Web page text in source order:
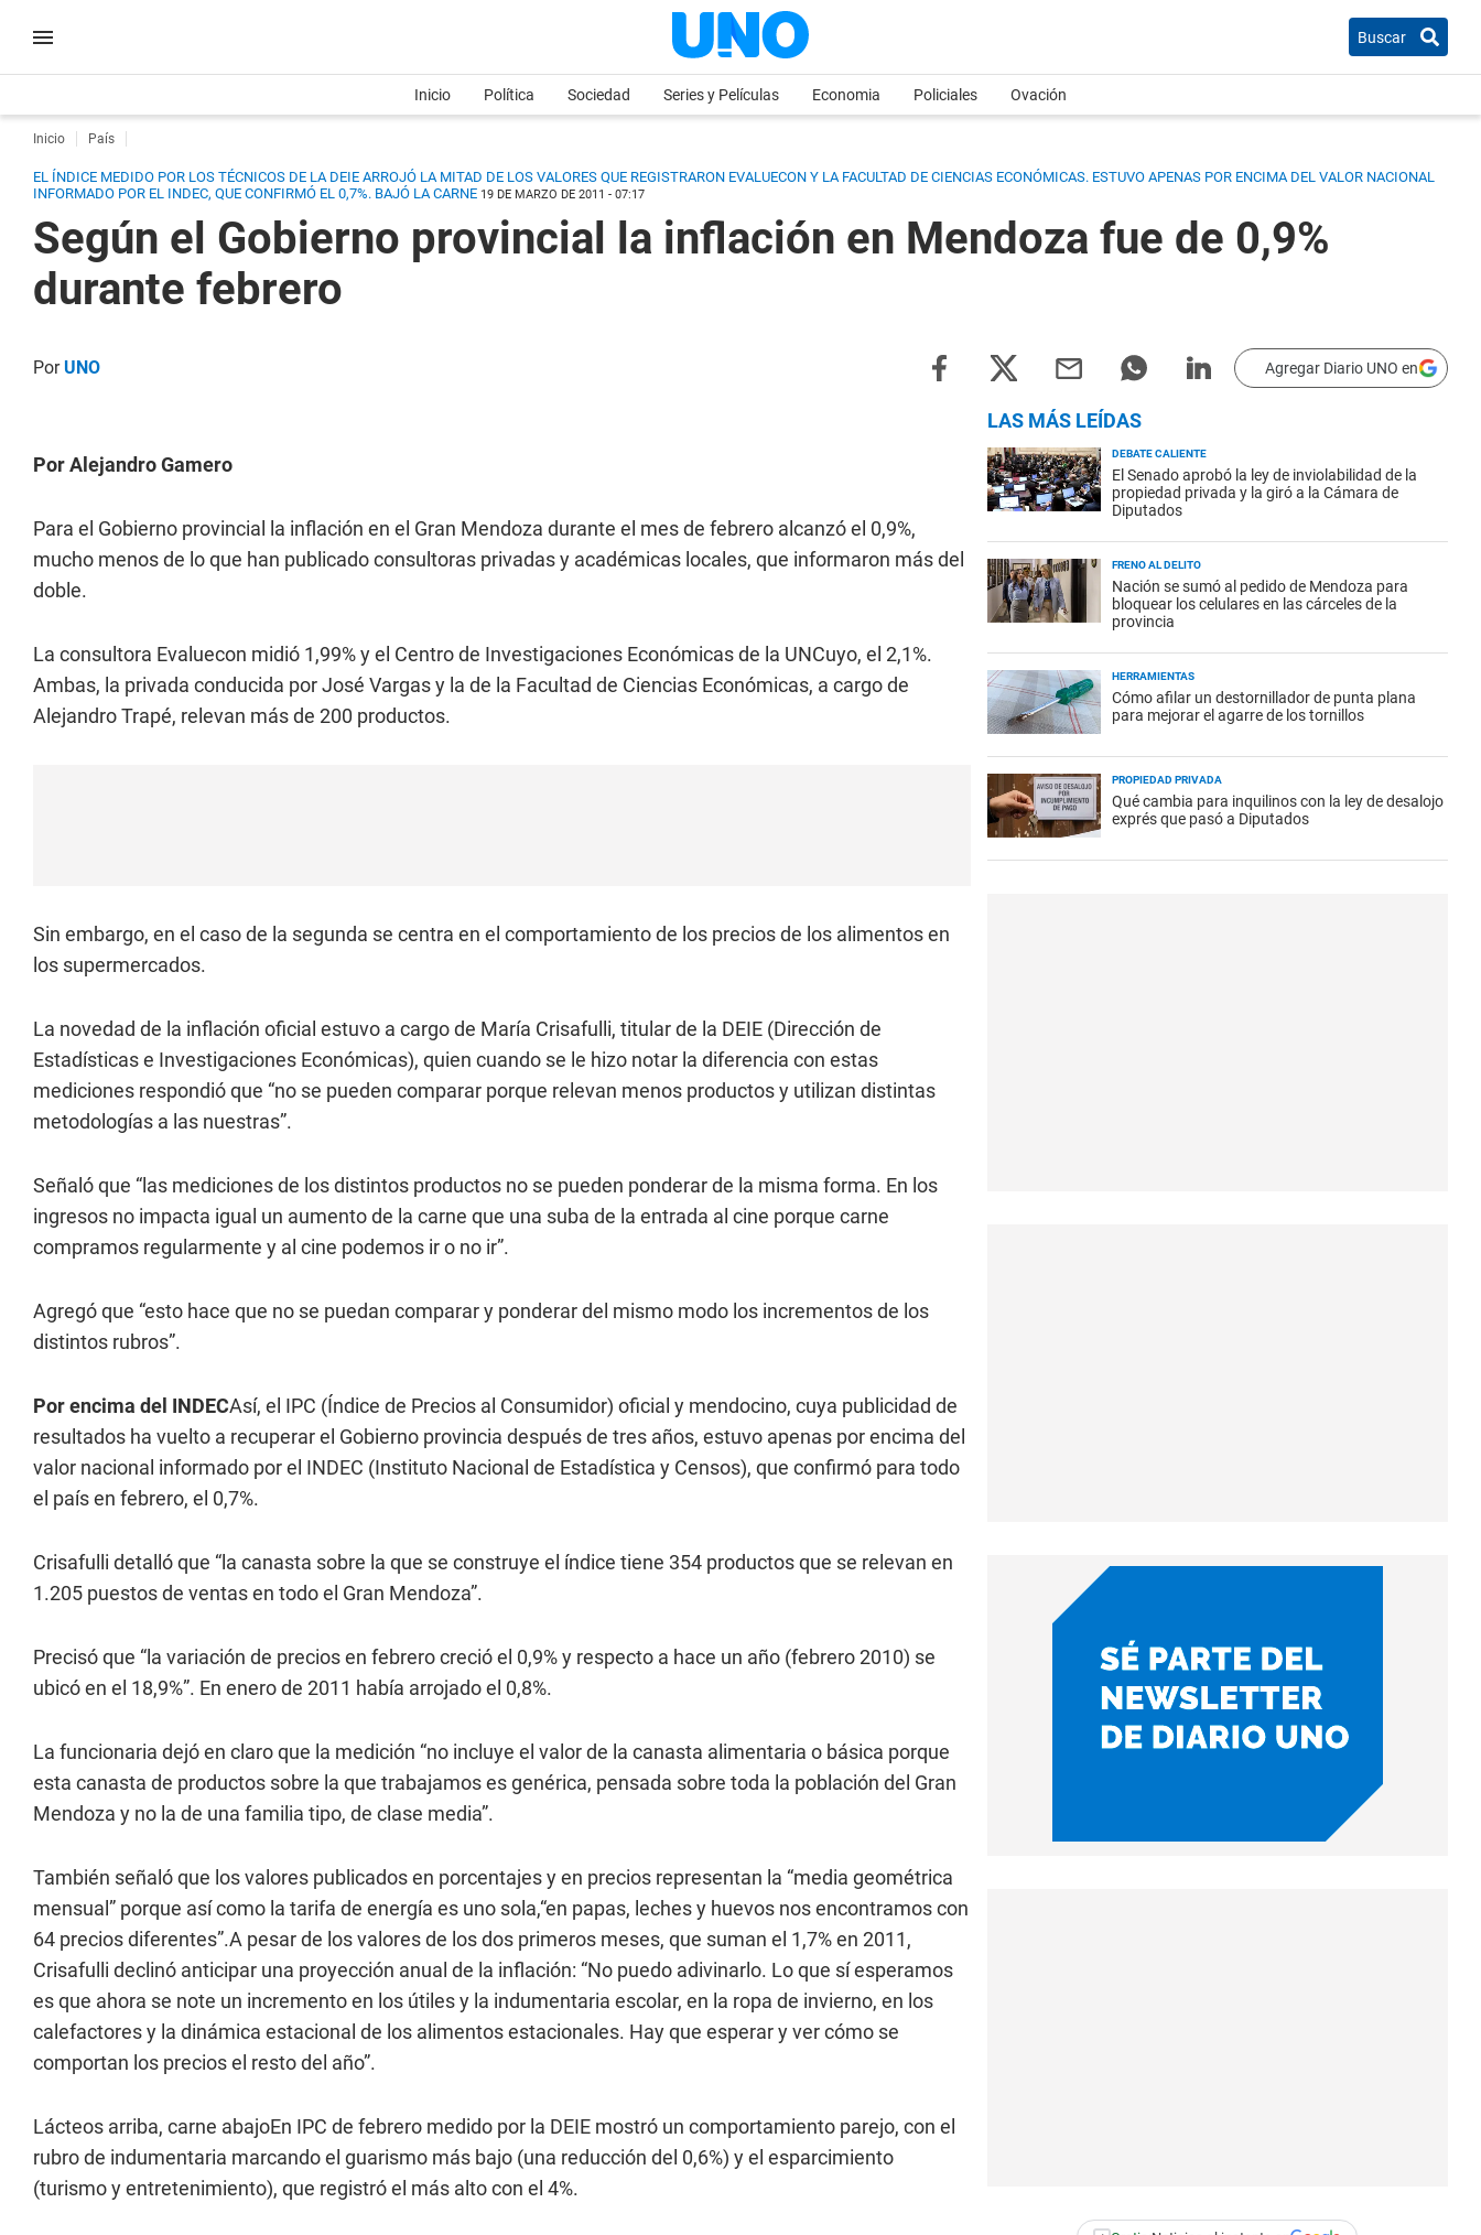
Buscar
Inicio Política Sociedad Series y Películas Economia Policiales Ovación
Inicio País
EL ÍNDICE MEDIDO POR LOS TÉCNICOS DE LA DEIE ARROJÓ LA MITAD DE LOS VALORES QUE REGISTRARON EVALUECON Y LA FACULTAD DE CIENCIAS ECONÓMICAS. ESTUVO APENAS POR ENCIMA DEL VALOR NACIONAL
INFORMADO POR EL INDEC, QUE CONFIRMÓ EL 0,7%. BAJÓ LA CARNE 19 DE MARZO DE 2011 - 07:17
Según el Gobierno provincial la inflación en Mendoza fue de 0,9%
durante febrero
PorUNO Agregar Diario UNO en
Por Alejandro Gamero
Para el Gobierno provincial la inflación en el Gran Mendoza durante el mes de febrero alcanzó el 0,9%,
mucho menos de lo que han publicado consultoras privadas y académicas locales, que informaron más del
doble.
La consultora Evaluecon midió 1,99% y el Centro de Investigaciones Económicas de la UNCuyo, el 2,1%.
Ambas, la privada conducida por José Vargas y la de la Facultad de Ciencias Económicas, a cargo de
Alejandro Trapé, relevan más de 200 productos.
Sin embargo, en el caso de la segunda se centra en el comportamiento de los precios de los alimentos en
los supermercados.
La novedad de la inflación oficial estuvo a cargo de María Crisafulli, titular de la DEIE (Dirección de
Estadísticas e Investigaciones Económicas), quien cuando se le hizo notar la diferencia con estas
mediciones respondió que “no se pueden comparar porque relevan menos productos y utilizan distintas
metodologías a las nuestras”.
Señaló que “las mediciones de los distintos productos no se pueden ponderar de la misma forma. En los
ingresos no impacta igual un aumento de la carne que una suba de la entrada al cine porque carne
compramos regularmente y al cine podemos ir o no ir”.
Agregó que “esto hace que no se puedan comparar y ponderar del mismo modo los incrementos de los
distintos rubros”.
Por encima del INDECAsí, el IPC (Índice de Precios al Consumidor) oficial y mendocino, cuya publicidad de
resultados ha vuelto a recuperar el Gobierno provincia después de tres años, estuvo apenas por encima del
valor nacional informado por el INDEC (Instituto Nacional de Estadística y Censos), que confirmó para todo
el país en febrero, el 0,7%.
Crisafulli detalló que “la canasta sobre la que se construye el índice tiene 354 productos que se relevan en
1.205 puestos de ventas en todo el Gran Mendoza”.
Precisó que “la variación de precios en febrero creció el 0,9% y respecto a hace un año (febrero 2010) se
ubicó en el 18,9%”. En enero de 2011 había arrojado el 0,8%.
La funcionaria dejó en claro que la medición “no incluye el valor de la canasta alimentaria o básica porque
esta canasta de productos sobre la que trabajamos es genérica, pensada sobre toda la población del Gran
Mendoza y no la de una familia tipo, de clase media”.
También señaló que los valores publicados en porcentajes y en precios representan la “media geométrica
mensual” porque así como la tarifa de energía es uno sola,“en papas, leches y huevos nos encontramos con
64 precios diferentes”.A pesar de los valores de los dos primeros meses, que suman el 1,7% en 2011,
Crisafulli declinó anticipar una proyección anual de la inflación: “No puedo adivinarlo. Lo que sí esperamos
es que ahora se note un incremento en los útiles y la indumentaria escolar, en la ropa de invierno, en los
calefactores y la dinámica estacional de los alimentos estacionales. Hay que esperar y ver cómo se
comportan los precios el resto del año”.
Lácteos arriba, carne abajoEn IPC de febrero medido por la DEIE mostró un comportamiento parejo, con el
rubro de indumentaria marcando el guarismo más bajo (una reducción del 0,6%) y el esparcimiento
(turismo y entretenimiento), que registró el más alto con el 4%.
LAS MÁS LEÍDAS
DEBATE CALIENTE
El Senado aprobó la ley de inviolabilidad de la
propiedad privada y la giró a la Cámara de
Diputados
FRENO AL DELITO
Nación se sumó al pedido de Mendoza para
bloquear los celulares en las cárceles de la
provincia
HERRAMIENTAS
Cómo afilar un destornillador de punta plana
para mejorar el agarre de los tornillos
PROPIEDAD PRIVADA
Qué cambia para inquilinos con la ley de desalojo
exprés que pasó a Diputados